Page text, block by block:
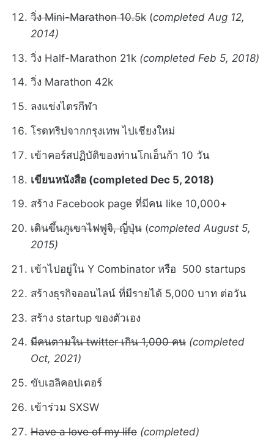
วิ่ง Mini-Marathon 10.5k (completed Aug 12,
2014)
วิ่ง Half-Marathon 21k (completed Feb 5, 2018)
วิ่ง Marathon 42k
ลงแข่งไตรกีฬา
โรดทริปจากกรุงเทพ ไปเชียงใหม่
เข้าคอร์สปฏิบัติของท่านโกเอ็นก้า 10 วัน
เขียนหนังสือ (completed Dec 5, 2018)
สร้าง Facebook page ที่มีคน like 10,000+
เดินขึ้นภูเขาไฟฟูจิ, ญี่ปุ่น (completed August 5,
2015)
เข้าไปอยู่ใน Y Combinator หรือ 500 startups
สร้างธุรกิจออนไลน์ ที่มีรายได้ 5,000 บาท ต่อวัน
สร้าง startup ของตัวเอง
มีคนตามใน twitter เกิน 1,000 คน (completed
Oct, 2021)
ขับเฮลิคอปเตอร์
เข้าร่วม SXSW
Have a love of my life (completed)